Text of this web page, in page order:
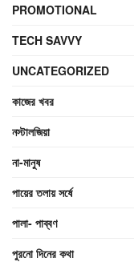
PROMOTIONAL
TECH SAVVY
UNCATEGORIZED
কাজের খবর
নস্টালজিয়া
না-মানুষ
পায়ের তলায় সর্ষে
পালা- পাব্বণ
পুরনো দিনের কথা